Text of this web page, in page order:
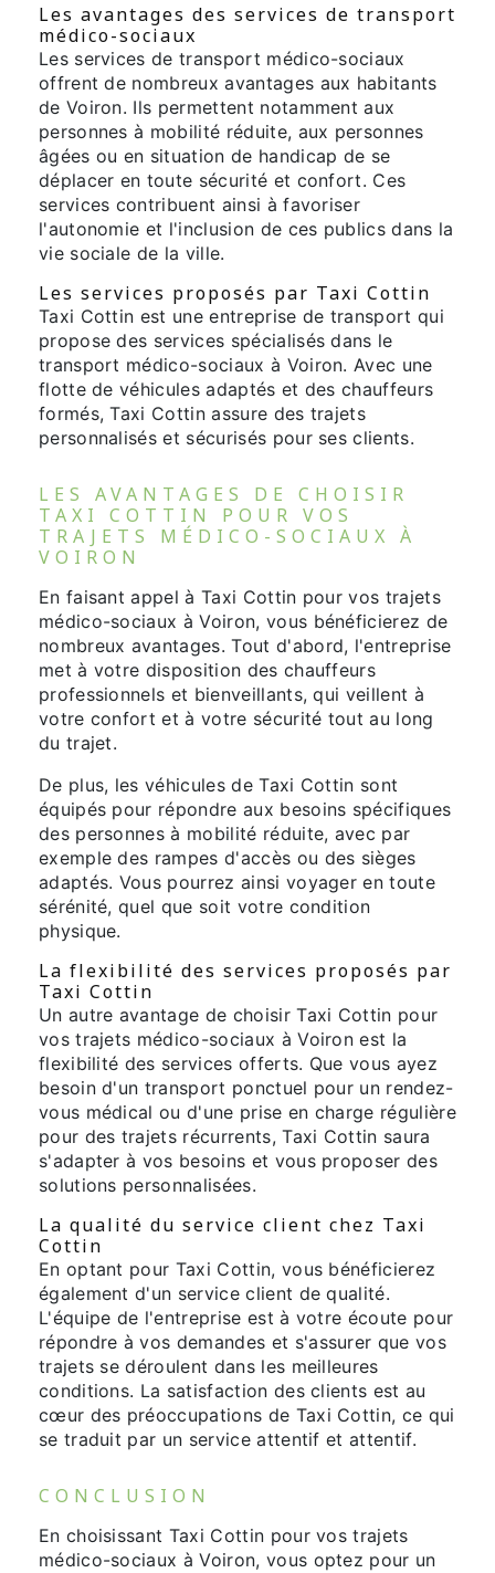
Les avantages des services de transport
médico-sociaux
Les services de transport médico-sociaux
offrent de nombreux avantages aux habitants
de Voiron. Ils permettent notamment aux
personnes à mobilité réduite, aux personnes
âgées ou en situation de handicap de se
déplacer en toute sécurité et confort. Ces
services contribuent ainsi à favoriser
l'autonomie et l'inclusion de ces publics dans la
vie sociale de la ville.
Les services proposés par Taxi Cottin
Taxi Cottin est une entreprise de transport qui
propose des services spécialisés dans le
transport médico-sociaux à Voiron. Avec une
flotte de véhicules adaptés et des chauffeurs
formés, Taxi Cottin assure des trajets
personnalisés et sécurisés pour ses clients.
LES AVANTAGES DE CHOISIR
TAXI COTTIN POUR VOS
TRAJETS MÉDICO-SOCIAUX À
VOIRON
En faisant appel à Taxi Cottin pour vos trajets
médico-sociaux à Voiron, vous bénéficierez de
nombreux avantages. Tout d'abord, l'entreprise
met à votre disposition des chauffeurs
professionnels et bienveillants, qui veillent à
votre confort et à votre sécurité tout au long
du trajet.
De plus, les véhicules de Taxi Cottin sont
équipés pour répondre aux besoins spécifiques
des personnes à mobilité réduite, avec par
exemple des rampes d'accès ou des sièges
adaptés. Vous pourrez ainsi voyager en toute
sérénité, quel que soit votre condition
physique.
La flexibilité des services proposés par
Taxi Cottin
Un autre avantage de choisir Taxi Cottin pour
vos trajets médico-sociaux à Voiron est la
flexibilité des services offerts. Que vous ayez
besoin d'un transport ponctuel pour un rendez-
vous médical ou d'une prise en charge régulière
pour des trajets récurrents, Taxi Cottin saura
s'adapter à vos besoins et vous proposer des
solutions personnalisées.
La qualité du service client chez Taxi
Cottin
En optant pour Taxi Cottin, vous bénéficierez
également d'un service client de qualité.
L'équipe de l'entreprise est à votre écoute pour
répondre à vos demandes et s'assurer que vos
trajets se déroulent dans les meilleures
conditions. La satisfaction des clients est au
cœur des préoccupations de Taxi Cottin, ce qui
se traduit par un service attentif et attentif.
CONCLUSION
En choisissant Taxi Cottin pour vos trajets
médico-sociaux à Voiron, vous optez pour un